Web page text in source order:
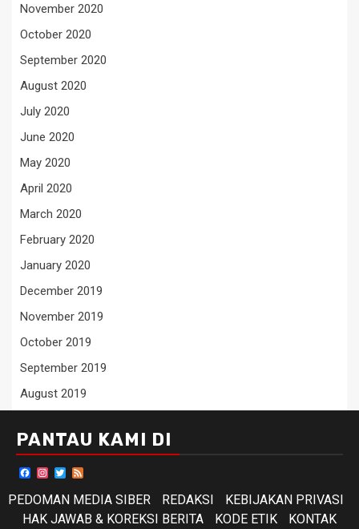
November 2020
October 2020
September 2020
August 2020
July 2020
June 2020
May 2020
April 2020
March 2020
February 2020
January 2020
December 2019
November 2019
October 2019
September 2019
August 2019
PANTAU KAMI DI
Facebook
Instagram
Twitter
PEDOMAN MEDIA SIBER
REDAKSI
KEBIJAKAN PRIVASI
HAK JAWAB & KOREKSI BERITA
KODE ETIK KONTAK